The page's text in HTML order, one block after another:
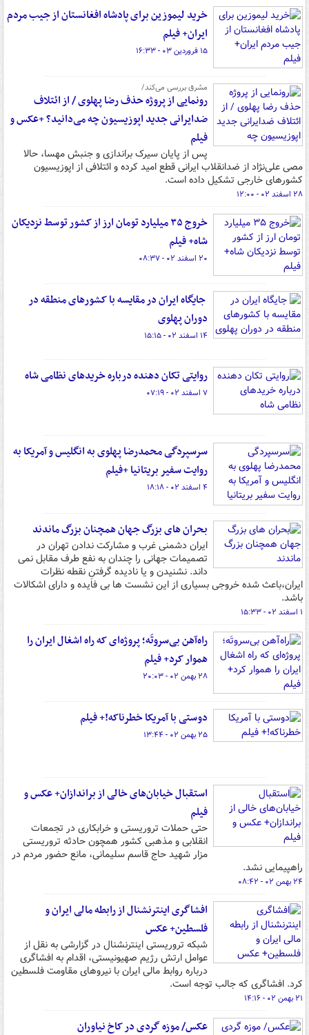
خرید لیموزین برای پادشاه افغانستان از جیب مردم
ایران+ فیلم
۱۵ فروردین ۰۳ - ۱۶:۳۳
مشرق بررسی می‌کند/
رونمایی از پروژه حذف رضا پهلوی / از ائتلاف
ضدایرانی جدید اپوزیسیون چه می‌دانید؟ +عکس و
فیلم
پس از پایان سیرک براندازی و جنبش مهسا، حالا
مصی علی‌نژاد از ضدانقلاب ایرانی قطع امید کرده و ائتلافی از اپوزیسیون
کشورهای خارجی تشکیل داده است.
۲۸ اسفند ۰۲ - ۱۲:۰۰
خروج ۳۵ میلیارد تومان ارز از کشور توسط نزدیکان
شاه+ فیلم
۲۰ اسفند ۰۲ - ۰۸:۳۷
‍ جایگاه ایران در مقایسه با کشورهای منطقه در
دوران پهلوی
۱۴ اسفند ۰۲ - ۱۵:۱۵
روایتی تکان دهنده درباره خریدهای نظامی شاه
۷ اسفند ۰۲ - ۰۷:۱۹
سرسپردگی محمدرضا پهلوی به انگلیس و آمریکا به
روایت سفیر بریتانیا +فیلم
۴ اسفند ۰۲ - ۱۸:۱۸
بحران های بزرگ جهان همچنان بزرگ ماندند
ایران دشمنی غرب و مشارکت ندادن تهران در
تصمیمات جهانی را چندان به نفع طرف مقابل نمی
داند. نشنیدن و یا نادیده گرفتنِ نقطه نظرات
ایران،باعث شده خروجی بسیاری از این نشست ها بی فایده و دارای اشکالات
باشد.
۱ اسفند ۰۲ - ۱۵:۳۳
راه‌آهن بی‌سروتَه؛ پروژه‌ای که راه اشغال ایران را
هموار کرد+ فیلم
۲۸ بهمن ۰۲ - ۲۰:۰۳
دوستی با آمریکا خطرناکه!+ فیلم
۲۵ بهمن ۰۲ - ۱۳:۴۴
استقبال خیابان‌های خالی از براندازان+ عکس و
فیلم
حتی حملات تروریستی و خرابکاری در تجمعات
انقلابی و مذهبی کشور همچون حادثه تروریستی
مزار شهید حاج قاسم سلیمانی، مانع حضور مردم در
راهپیمایی نشد.
۲۴ بهمن ۰۲ - ۰۸:۴۲
افشاگری اینترنشنال از رابطه مالی ایران و
فلسطین+ عکس
شبکه تروریستی اینترنشنال در گزارشی به نقل از
عوامل ارتش رژیم صهیونیستی، اقدام به افشاگری
درباره روابط مالی ایران با نیروهای مقاومت فلسطین
کرد. افشاگری که جالب توجه است.
۲۱ بهمن ۰۲ - ۱۴:۱۶
عکس/ موزه گردی در کاخ نیاوران